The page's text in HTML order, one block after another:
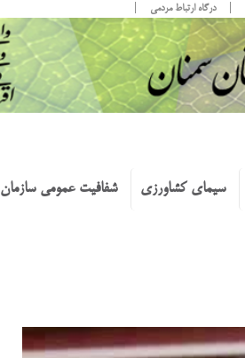
درگاه ارتباط مردمی
سیمای کشاورزی شفافیت عمومی سازمان